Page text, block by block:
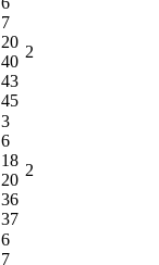
7
20
40
43
45
2
3
6
18
20
36
37
2
6
7